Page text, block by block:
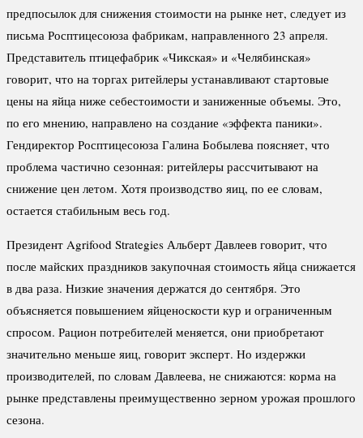
предпосылок для снижения стоимости на рынке нет, следует из
письма Росптицесоюза фабрикам, направленного 23 апреля.
Представитель птицефабрик «Чикская» и «Челябинская»
говорит, что на торгах ритейлеры устанавливают стартовые
цены на яйца ниже себестоимости и заниженные объемы. Это,
по его мнению, направлено на создание «эффекта паники».
Гендиректор Росптицесоюза Галина Бобылева поясняет, что
проблема частично сезонная: ритейлеры рассчитывают на
снижение цен летом. Хотя производство яиц, по ее словам,
остается стабильным весь год.
Президент Agrifood Strategies Альберт Давлеев говорит, что
после майских праздников закупочная стоимость яйца снижается
в два раза. Низкие значения держатся до сентября. Это
объясняется повышением яйценоскости кур и ограниченным
спросом. Рацион потребителей меняется, они приобретают
значительно меньше яиц, говорит эксперт. Но издержки
производителей, по словам Давлеева, не снижаются: корма на
рынке представлены преимущественно зерном урожая прошлого
сезона.